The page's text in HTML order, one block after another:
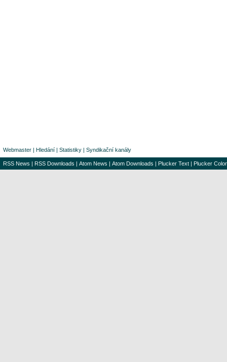
Webmaster | Hledání | Statistiky | Syndikační kanály
RSS News | RSS Downloads | Atom News | Atom Downloads | Plucker Text | Plucker Color